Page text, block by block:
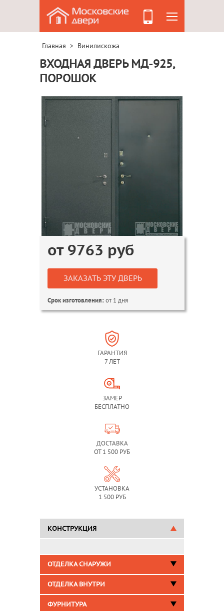
Главная > Винилискожа
ВХОДНАЯ ДВЕРЬ МД-925,
ПОРОШОК
от 9763 руб
ЗАКАЗАТЬ ЭТУ ДВЕРЬ
Срок изготовления:от 1 дня
ГАРАНТИЯ
7 ЛЕТ
ЗАМЕР
БЕСПЛАТНО
ДОСТАВКА
ОТ 1 500 РУБ
УСТАНОВКА
1 500 РУБ
КОНСТРУКЦИЯ
ОТДЕЛКА СНАРУЖИ
ОТДЕЛКА ВНУТРИ
ФУРНИТУРА